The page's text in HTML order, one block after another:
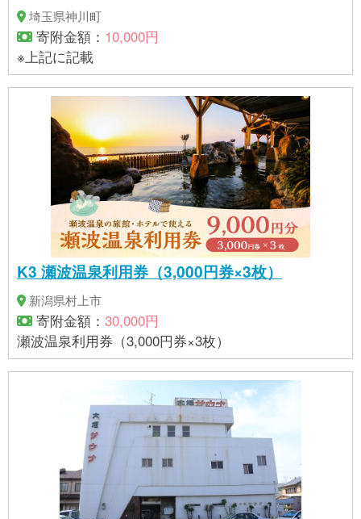
埼玉県神川町
寄附金額： 10,000円
※上記に記載
K3 瀬波温泉利用券（3,000円券×3枚）
新潟県村上市
寄附金額： 30,000円
瀬波温泉利用券（3,000円券×3枚）